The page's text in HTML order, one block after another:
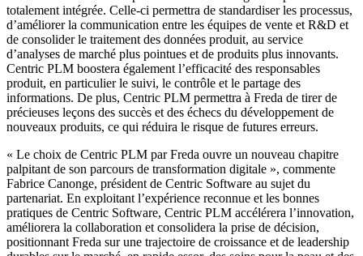
totalement intégrée. Celle-ci permettra de standardiser les processus,
d’améliorer la communication entre les équipes de vente et R&D et
de consolider le traitement des données produit, au service
d’analyses de marché plus pointues et de produits plus innovants.
Centric PLM boostera également l’efficacité des responsables
produit, en particulier le suivi, le contrôle et le partage des
informations. De plus, Centric PLM permettra à Freda de tirer de
précieuses leçons des succès et des échecs du développement de
nouveaux produits, ce qui réduira le risque de futures erreurs.
« Le choix de Centric PLM par Freda ouvre un nouveau chapitre
palpitant de son parcours de transformation digitale », commente
Fabrice Canonge, président de Centric Software au sujet du
partenariat. En exploitant l’expérience reconnue et les bonnes
pratiques de Centric Software, Centric PLM accélérera l’innovation,
améliorera la collaboration et consolidera la prise de décision,
positionnant Freda sur une trajectoire de croissance et de leadership